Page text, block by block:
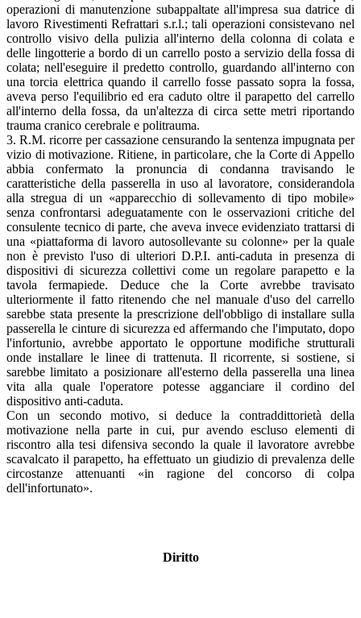
operazioni di manutenzione subappaltate all'impresa sua datrice di
lavoro Rivestimenti Refrattari s.r.l.; tali operazioni consistevano nel
controllo visivo della pulizia all'interno della colonna di colata e
delle lingotterie a bordo di un carrello posto a servizio della fossa di
colata; nell'eseguire il predetto controllo, guardando all'interno con
una torcia elettrica quando il carrello fosse passato sopra la fossa,
aveva perso l'equilibrio ed era caduto oltre il parapetto del carrello
all'interno della fossa, da un'altezza di circa sette metri riportando
trauma cranico cerebrale e politrauma.
3. R.M. ricorre per cassazione censurando la sentenza impugnata per
vizio di motivazione. Ritiene, in particolare, che la Corte di Appello
abbia confermato la pronuncia di condanna travisando le
caratteristiche della passerella in uso al lavoratore, considerandola
alla stregua di un «apparecchio di sollevamento di tipo mobile»
senza confrontarsi adeguatamente con le osservazioni critiche del
consulente tecnico di parte, che aveva invece evidenziato trattarsi di
una «piattaforma di lavoro autosollevante su colonne» per la quale
non è previsto l'uso di ulteriori D.P.I. anti-caduta in presenza di
dispositivi di sicurezza collettivi come un regolare parapetto e la
tavola fermapiede. Deduce che la Corte avrebbe travisato
ulteriormente il fatto ritenendo che nel manuale d'uso del carrello
sarebbe stata presente la prescrizione dell'obbligo di installare sulla
passerella le cinture di sicurezza ed affermando che l'imputato, dopo
l'infortunio, avrebbe apportato le opportune modifiche strutturali
onde installare le linee di trattenuta. Il ricorrente, si sostiene, si
sarebbe limitato a posizionare all'esterno della passerella una linea
vita alla quale l'operatore potesse agganciare il cordino del
dispositivo anti-caduta.
Con un secondo motivo, si deduce la contraddittorietà della
motivazione nella parte in cui, pur avendo escluso elementi di
riscontro alla tesi difensiva secondo la quale il lavoratore avrebbe
scavalcato il parapetto, ha effettuato un giudizio di prevalenza delle
circostanze attenuanti «in ragione del concorso di colpa
dell'infortunato».
Diritto